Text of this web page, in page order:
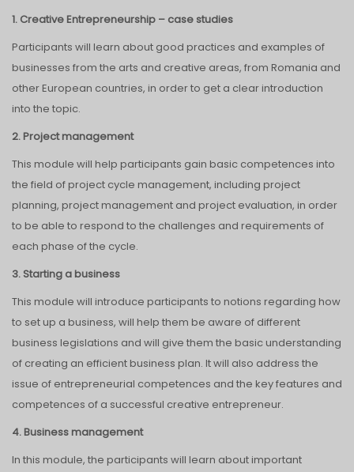
1. Creative Entrepreneurship – case studies
Participants will learn about good practices and examples of
businesses from the arts and creative areas, from Romania and
other European countries, in order to get a clear introduction
into the topic.
2. Project management
This module will help participants gain basic competences into
the field of project cycle management, including project
planning, project management and project evaluation, in order
to be able to respond to the challenges and requirements of
each phase of the cycle.
3. Starting a business
This module will introduce participants to notions regarding how
to set up a business, will help them be aware of different
business legislations and will give them the basic understanding
of creating an efficient business plan. It will also address the
issue of entrepreneurial competences and the key features and
competences of a successful creative entrepreneur.
4. Business management
In this module, the participants will learn about important